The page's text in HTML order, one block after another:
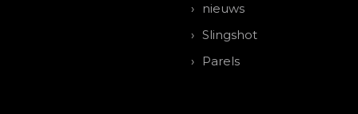
nieuws
Slingshot
Parels